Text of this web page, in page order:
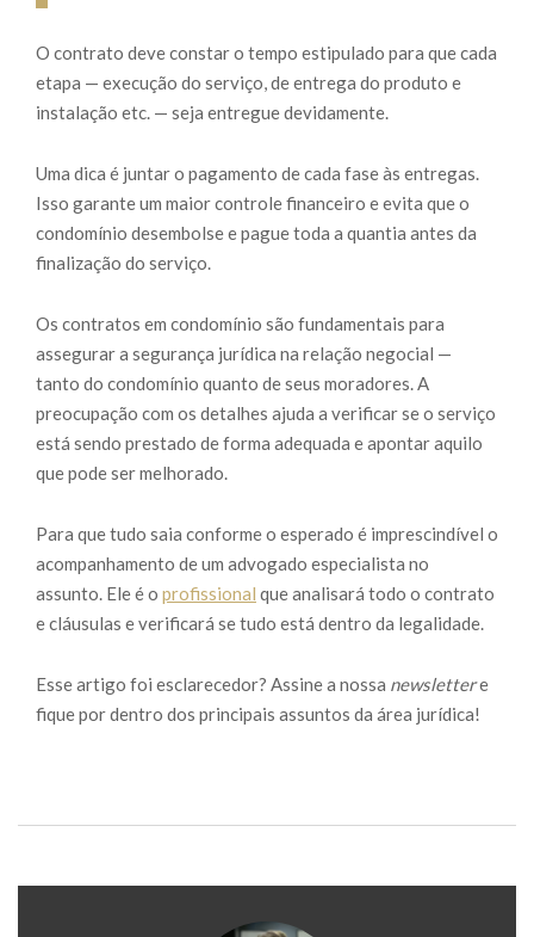
O contrato deve constar o tempo estipulado para que cada
etapa — execução do serviço, de entrega do produto e
instalação etc. — seja entregue devidamente.
Uma dica é juntar o pagamento de cada fase às entregas.
Isso garante um maior controle financeiro e evita que o
condomínio desembolse e pague toda a quantia antes da
finalização do serviço.
Os contratos em condomínio são fundamentais para
assegurar a segurança jurídica na relação negocial —
tanto do condomínio quanto de seus moradores. A
preocupação com os detalhes ajuda a verificar se o serviço
está sendo prestado de forma adequada e apontar aquilo
que pode ser melhorado.
Para que tudo saia conforme o esperado é imprescindível o
acompanhamento de um advogado especialista no
assunto. Ele é o profissional que analisará todo o contrato
e cláusulas e verificará se tudo está dentro da legalidade.
Esse artigo foi esclarecedor? Assine a nossa newslettere
fique por dentro dos principais assuntos da área jurídica!